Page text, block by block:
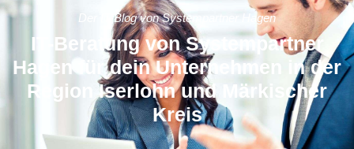
Der IT-Blog von Systempartner Hagen
IT-Beratung von Systempartner
Hagen für dein Unternehmen in der
Region Iserlohn und Märkischer
Kreis